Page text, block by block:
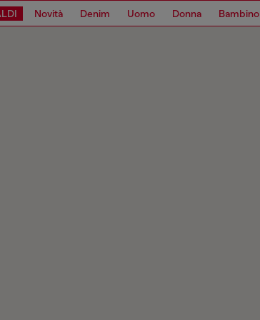
Novità Denim Uomo Donna Bambino